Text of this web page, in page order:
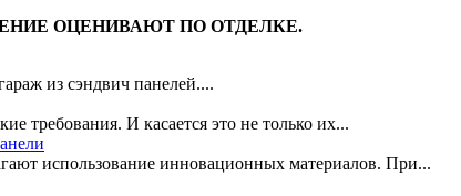
ОЦЕНИВАЮТ ПО ОТДЕЛКЕ.
из сэндвич панелей....
требования. И касается это не только их...
использование инновационных материалов. При...